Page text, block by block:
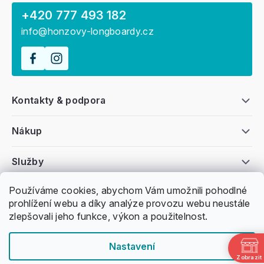
Používáme cookies, abychom Vám umožnili pohodlné
prohlížení webu a díky analýze provozu webu neustále
zlepšovali jeho funkce, výkon a použitelnost.
Nastavení
Všeobecné informace
Nákup
Kontakty & podpora
Služby
+420 777 493 182
info@honzovy-longboardy.cz
Zobrazit